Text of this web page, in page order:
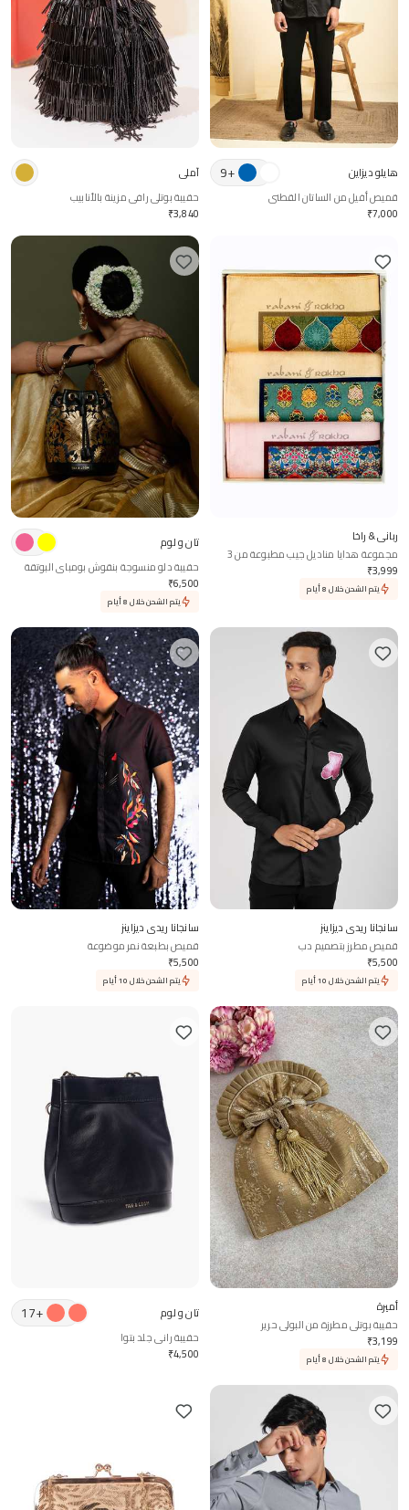
هايلو ديزاين +
9
قميص أفيل من الساتان القطني
₹7,000
آملي
حقيبة بوتلي رافي مزينة بالأنابيب
₹3,840
رباني & راخا
مجموعة هدايا مناديل جيب مطبوعة من 3
قطع ₹3,999
يتم الشحن خلال 8 أيام
تان و لوم
حقيبة دلو منسوجة بنقوش بومباي البوتقة
₹6,500
يتم الشحن خلال 8 أيام
سانجانا ريدي ديزاينز
قميص مطرز بتصميم دب
₹5,500
يتم الشحن خلال 10 أيام
سانجانا ريدي ديزاينز
قميص بطبعة نمر موضوعة
₹5,500
يتم الشحن خلال 10 أيام
أميرة
حقيبة بوتلي مطرزة من البولي حرير
₹3,199
يتم الشحن خلال 8 أيام
تان و لوم +
17
حقيبة راني جلد بتوا
₹4,500